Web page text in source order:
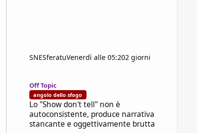
SNESferatuVenerdì alle 05:202 giorni
Off Topic
angolo dello sfogo
Lo "Show don't tell" non è
autoconsistente, produce narrativa
stancante e oggettivamente brutta